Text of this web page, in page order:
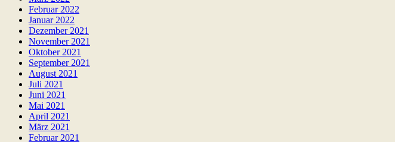
Februar 2022
Januar 2022
Dezember 2021
November 2021
Oktober 2021
September 2021
August 2021
Juli 2021
Juni 2021
Mai 2021
April 2021
März 2021
Februar 2021